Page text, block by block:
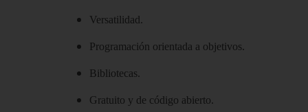
Versatilidad.
Programación orientada a objetivos.
Bibliotecas.
Gratuito y de código abierto.